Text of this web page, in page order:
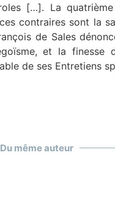
[…]. La quatrième
contraires sont la
de Sales
et la finesse
de ses Entretiens
Du même auteur